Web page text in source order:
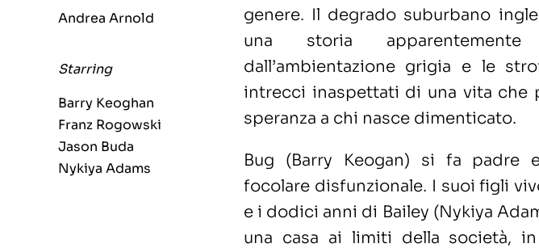
Andrea Arnold
Starring
Barry Keoghan
Franz Rogowski
Jason Buda
Nykiya Adams
genere. Il degrado suburbano
una storia
dall’ambientazione grigia e le
intrecci inaspettati di una vita che
speranza a chi nasce dimenticato.
Bug (Barry Keogan) si fa padre
focolare disfunzionale. I suoi figli
e i dodici anni di Bailey (Nykiya
una casa ai limiti della società,